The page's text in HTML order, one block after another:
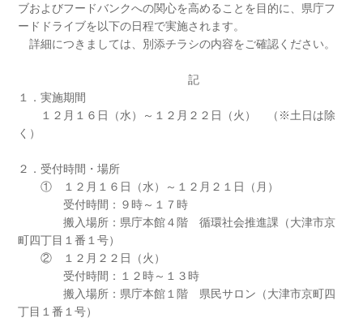
ブおよびフードバンクへの関心を高めることを目的に、県庁フ
ードドライブを以下の日程で実施されます。
詳細につきましては、別添チラシの内容をご確認ください。
記
１．実施期間
１２月１６日（水）～１２月２２日（火） （※土日は除
く）
２．受付時間・場所
① １２月１６日（水）～１２月２１日（月）
受付時間：９時～１７時
搬入場所：県庁本館４階 循環社会推進課（大津市京
町四丁目１番１号）
② １２月２２日（火）
受付時間：１２時～１３時
搬入場所：県庁本館１階 県民サロン（大津市京町四
丁目１番１号）